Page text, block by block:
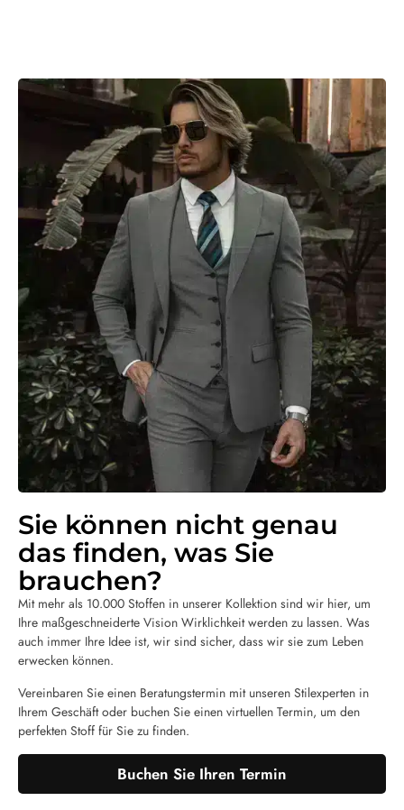
Sie können nicht genau
das finden, was Sie
brauchen?
Mit mehr als 10.000 Stoffen in unserer Kollektion sind wir hier, um
Ihre maßgeschneiderte Vision Wirklichkeit werden zu lassen. Was
auch immer Ihre Idee ist, wir sind sicher, dass wir sie zum Leben
erwecken können.
Vereinbaren Sie einen Beratungstermin mit unseren Stilexperten in
Ihrem Geschäft oder buchen Sie einen virtuellen Termin, um den
perfekten Stoff für Sie zu finden.
Buchen Sie Ihren Termin